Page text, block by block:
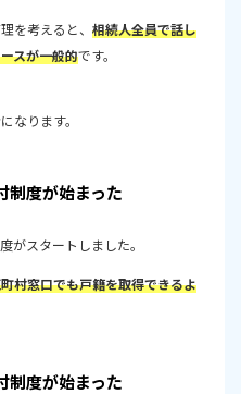
を考えると、 相続人全員で話し
スが一般的です。
なります。
制度が始まった
がスタートしました。
村窓口でも戸籍を取得できるよ
制度が始まった